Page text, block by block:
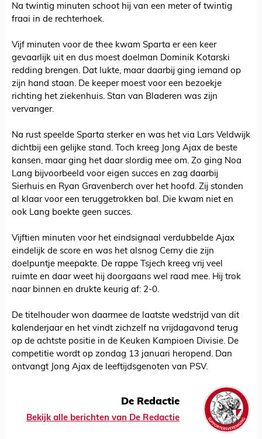
Na twintig minuten schoot hij van een meter of twintig
fraai in de rechterhoek.
Vijf minuten voor de thee kwam Sparta er een keer
gevaarlijk uit en dus moest doelman Dominik Kotarski
redding brengen. Dat lukte, maar daarbij ging iemand op
zijn hand staan. De keeper moest voor een bezoekje
richting het ziekenhuis. Stan van Bladeren was zijn
vervanger.
Na rust speelde Sparta sterker en was het via Lars Veldwijk
dichtbij een gelijke stand. Toch kreeg Jong Ajax de beste
kansen, maar ging het daar slordig mee om. Zo ging Noa
Lang bijvoorbeeld voor eigen succes en zag daarbij
Sierhuis en Ryan Gravenberch over het hoofd. Zij stonden
al klaar voor een teruggetrokken bal. Die kwam niet en
ook Lang boekte geen succes.
Vijftien minuten voor het eindsignaal verdubbelde Ajax
eindelijk de score en was het alsnog Cerny die zijn
doelpuntje meepakte. De rappe Tsjech kreeg vrij veel
ruimte en daar weet hij doorgaans wel raad mee. Hij trok
naar binnen en drukte keurig af: 2-0.
De titelhouder won daarmee de laatste wedstrijd van dit
kalenderjaar en het vindt zichzelf na vrijdagavond terug
op de achtste positie in de Keuken Kampioen Divisie. De
competitie wordt op zondag 13 januari heropend. Dan
ontvangt Jong Ajax de leeftijdsgenoten van PSV.
De Redactie
Bekijk alle berichten van De Redactie